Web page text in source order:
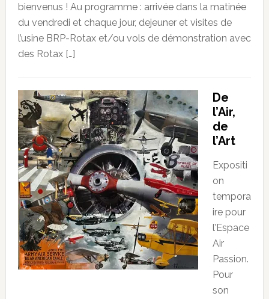
bienvenus ! Au programme : arrivée dans la matinée
du vendredi et chaque jour, dejeuner et visites de
l’usine BRP-Rotax et/ou vols de démonstration avec
des Rotax […]
De
l’Air,
de
l’Art
Expositi
on
tempora
ire pour
l’Espace
Air
Passion.
Pour
son